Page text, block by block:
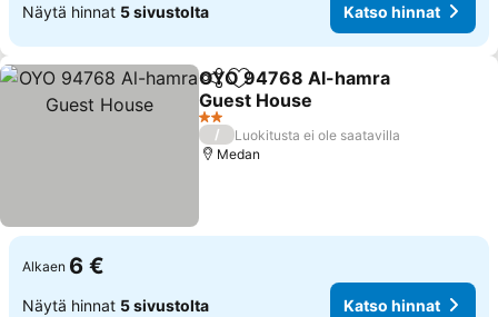
Näytä hinnat 5 sivustolta Katso hinnat
Jaa Lisää suosikkeihin
OYO 94768 Al-hamra
Guest House
2 Tähtiluokitus
/
Luokitusta ei ole saatavilla
Medan
Alkaen 6 €
Näytä hinnat 5 sivustolta Katso hinnat